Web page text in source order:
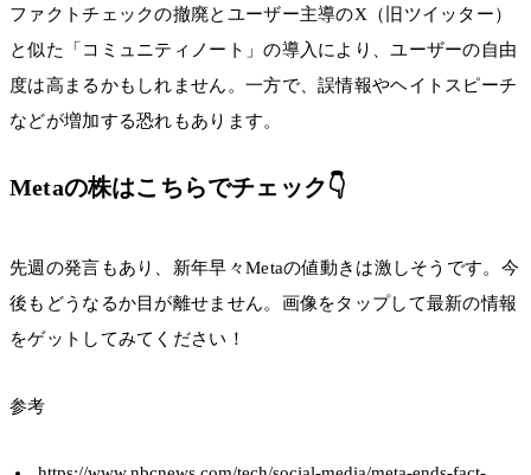
ファクトチェックの撤廃とユーザー主導のX（旧ツイッター）
と似た「コミュニティノート」の導入により、ユーザーの自由
度は高まるかもしれません。一方で、誤情報やヘイトスピーチ
などが増加する恐れもあります。
Metaの株はこちらでチェック👇
先週の発言もあり、新年早々Metaの値動きは激しそうです。今
後もどうなるか目が離せません。画像をタップして最新の情報
をゲットしてみてください！
参考